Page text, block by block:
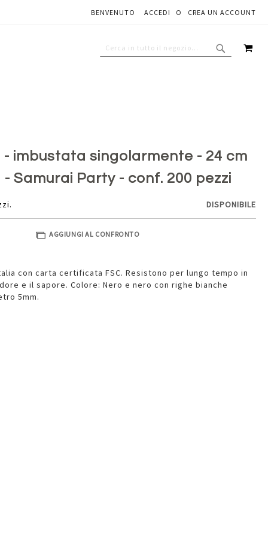
BENVENUTO ACCEDI CREA UN ACCOUNT
imbustata singolarmente - 24 cm
Samurai Party - conf. 200 pezzi
DISPONIBILE
AGGIUNGI AL CONFRONTO
con carta certificata FSC. Resistono per lungo tempo in
e il sapore. Colore: Nero e nero con righe bianche
5mm.